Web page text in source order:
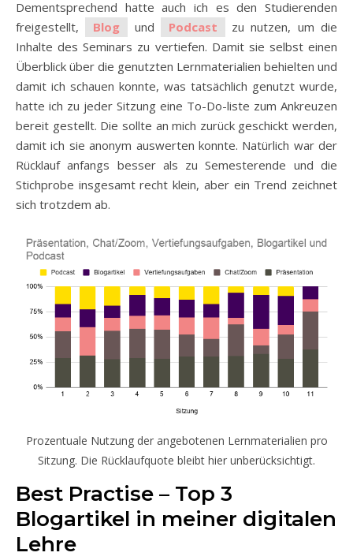
Dementsprechend hatte auch ich es den Studierenden
freigestellt,
Blog und Podcast
zu nutzen, um die
Inhalte des Seminars zu vertiefen. Damit sie selbst einen
Überblick über die genutzten Lernmaterialien behielten und
damit ich schauen konnte, was tatsächlich genutzt wurde,
hatte ich zu jeder Sitzung eine To-Do-liste zum Ankreuzen
bereit gestellt. Die sollte an mich zurück geschickt werden,
damit ich sie anonym auswerten konnte. Natürlich war der
Rücklauf anfangs besser als zu Semesterende und die
Stichprobe insgesamt recht klein, aber ein Trend zeichnet
sich trotzdem ab.
Prozentuale Nutzung der angebotenen Lernmaterialien pro
Sitzung. Die Rücklaufquote bleibt hier unberücksichtigt.
Best Practise – Top 3
Blogartikel in meiner digitalen
Lehre